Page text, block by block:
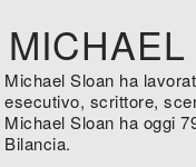
Michael Sloan ha
esecutivo, scrittore,
Michael Sloan ha oggi
Bilancia.